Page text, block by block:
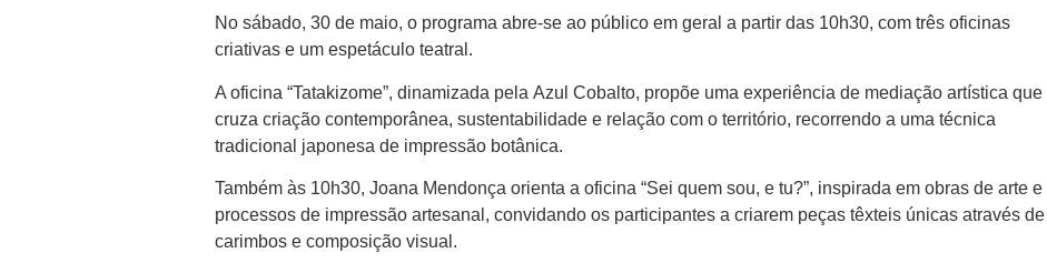
No sábado, 30 de maio, o programa abre-se ao público em geral a partir das 10h30, com três oficinas
criativas e um espetáculo teatral.
A oficina “Tatakizome”, dinamizada pela Azul Cobalto, propõe uma experiência de mediação artística que
cruza criação contemporânea, sustentabilidade e relação com o território, recorrendo a uma técnica
tradicional japonesa de impressão botânica.
Também às 10h30, Joana Mendonça orienta a oficina “Sei quem sou, e tu?”, inspirada em obras de arte e
processos de impressão artesanal, convidando os participantes a criarem peças têxteis únicas através de
carimbos e composição visual.